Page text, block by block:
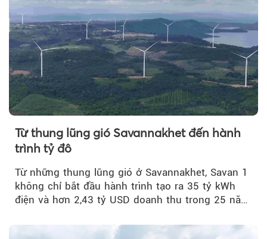
Từ thung lũng gió Savannakhet đến hành
trình tỷ đô
Từ những thung lũng gió ở Savannakhet, Savan 1
không chỉ bắt đầu hành trình tạo ra 35 tỷ kWh
điện và hơn 2,43 tỷ USD doanh thu trong 25 năm